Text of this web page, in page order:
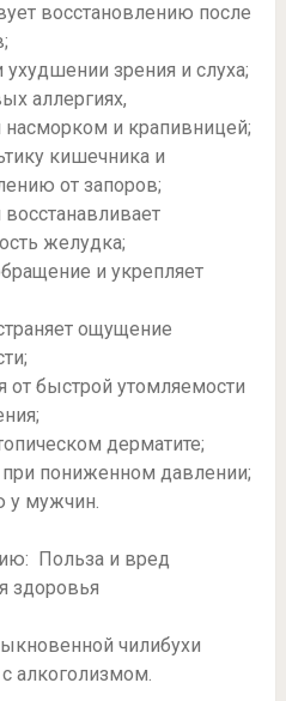
восстановлению после
ухудшении зрения и слуха;
аллергиях,
и крапивницей;
кишечника и
от запоров;
желудка;
и укрепляет
ощущение
от быстрой утомляемости
дерматите;
при пониженном давлении;
у мужчин.
Польза и вред
здоровья
чилибухи
алкоголизмом.